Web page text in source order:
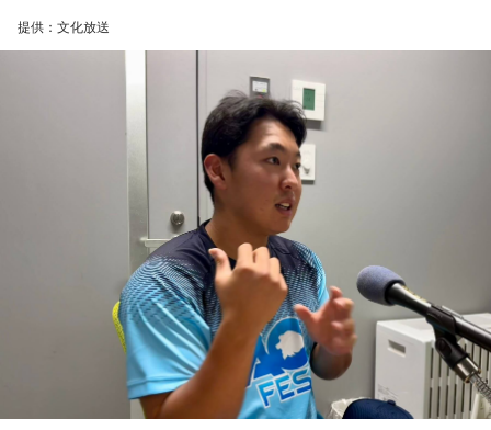
■番組名：『田村淳のNewsCLUB「自分自身と話そうの
■放送日時：2026年8月11日（火・祝）午前9時00分～10時
■出演：田村淳、砂山圭大郎（文化放送アナウンサー）
■提供：全日本葬祭業協同組合連合会（全葬連）
45試合出場で9ゴールを記録するなど活躍を見せ、1993年に
はW杯アジア地区最終予選にも出場しました。2002年に現役
を引退した後は、サッカー解説者としてメディアでの活動の
ほか、講演会やサッカー教室をおこなうなど、自身の経験を
活かしながら幅広く活動しています。
◆「塩貝選手に悪意はなかった」
藤木：決勝トーナメントの相手がブラジルに決まった際、塩
貝選手の言葉が切り取られて話題になったというか、ブラジ
ルにちょっと火をつけてしまった部分もあるのかなと思った
福田：そうですね。塩貝選手に悪意はなかったと思います
し、素直に自分の気持ちを言っただけなのですが、それをブ
ラジルサイドがうまく切り取って、結果的に彼らのモチベー
ションを上げるような形になってしまったので、それはあま
提供：文化放送